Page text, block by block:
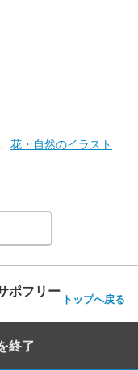
花・自然のイラスト
ポフリー トップへ戻る
終了